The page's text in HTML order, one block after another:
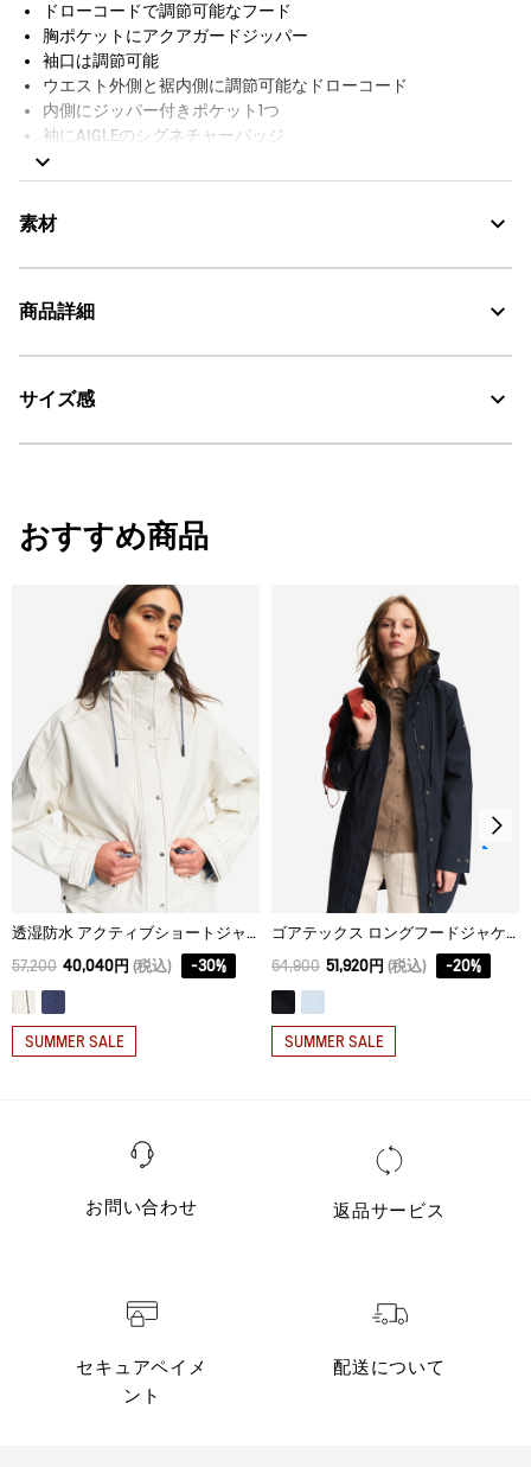
ドローコードで調節可能なフード
胸ポケットにアクアガードジッパー
袖口は調節可能
ウエスト外側と裾内側に調節可能なドローコード
内側にジッパー付きポケット1つ
袖にAIGLEのシグネチャーバッジ
AIGLE FOR TOMORROW（再生素材や環境に配慮した生産背景を
持つ商品）
素材
MTD：透湿・防水
タンブル乾燥禁止。
アイロン仕上げ処理ができる。底面温度110℃を限度として
スチームなしでアイロン仕上げ。
ドライクリーニング処理ができない。
ウェットクリーニング処理ができる。：通常の処理
商品詳細
・色：セーブル (002)
サイズ感
34
68.5
38 70.6
40 77 72.7
74.8
44 81 76.9
おすすめ商品
透湿防水 アクティブショートジャケット
57,200 40,040円 (税込) -30%
SUMMER SALE
ゴアテックス ロングフードジャケット
64,900 51,920円 (税込) -20%
SUMMER SALE
お問い合わせ 返品サービス
セキュアペイメ
ント
配送について